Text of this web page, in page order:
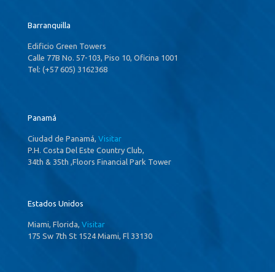
Barranquilla
Edificio Green Towers
Calle 77B No. 57-103, Piso 10, Oficina 1001
Tel: (+57 605) 3162368
Panamá
Ciudad de Panamá, Visitar
P.H. Costa Del Este Country Club,
34th & 35th ,Floors Financial Park Tower
Estados Unidos
Miami, Florida, Visitar
175 Sw 7th St 1524 Miami, Fl 33130